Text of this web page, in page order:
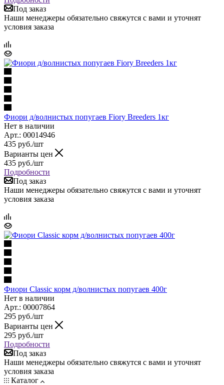
Под заказ
Наши менеджеры обязательно свяжутся с вами и уточнят
условия заказа
Фиори д/волнистых попугаев Fiory Breeders 1кг
Нет в наличии
Арт.: 00014946
435 руб./шт
Варианты цен
435 руб./шт
Подробности
Под заказ
Наши менеджеры обязательно свяжутся с вами и уточнят
условия заказа
Фиори Classic корм д/волнистых попугаев 400г
Нет в наличии
Арт.: 00007864
295 руб./шт
Варианты цен
295 руб./шт
Подробности
Под заказ
Наши менеджеры обязательно свяжутся с вами и уточнят
условия заказа
Каталог